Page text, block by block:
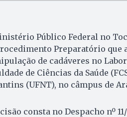
Público Federal no
Preparatório
de cadáveres no
de Ciências da Saúde
(UFNT), no câmpus de
consta no Despacho nº